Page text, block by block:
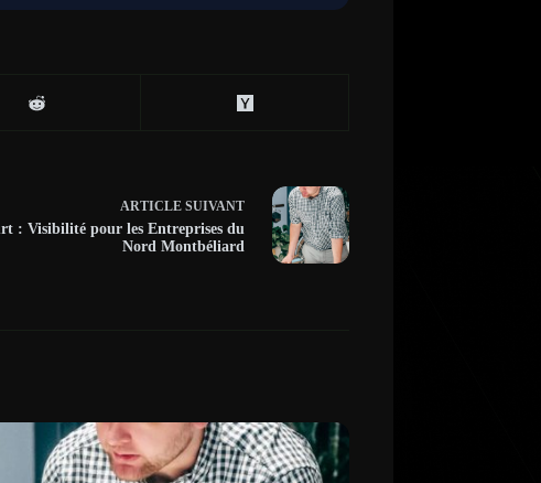
ARTICLESUIVANT
: Visibilité pour les Entreprises du
Nord Montbéliard